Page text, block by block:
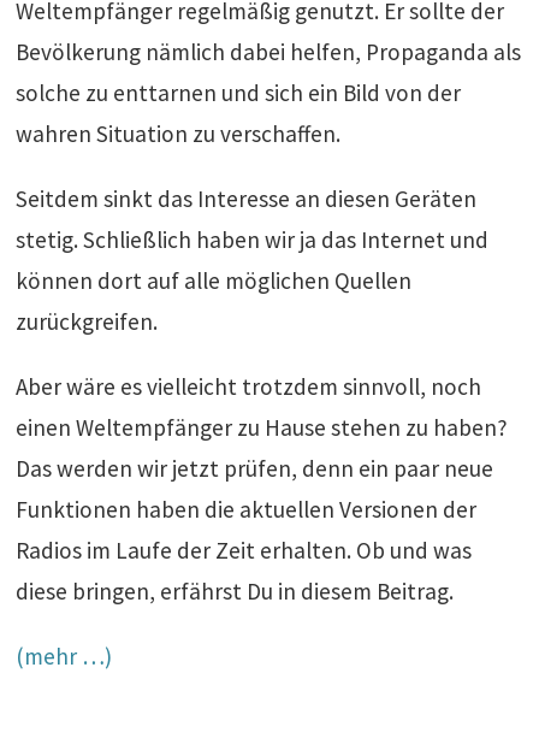
Weltempfänger regelmäßig genutzt. Er sollte der
Bevölkerung nämlich dabei helfen, Propaganda als
solche zu enttarnen und sich ein Bild von der
wahren Situation zu verschaffen.
Seitdem sinkt das Interesse an diesen Geräten
stetig. Schließlich haben wir ja das Internet und
können dort auf alle möglichen Quellen
zurückgreifen.
Aber wäre es vielleicht trotzdem sinnvoll, noch
einen Weltempfänger zu Hause stehen zu haben?
Das werden wir jetzt prüfen, denn ein paar neue
Funktionen haben die aktuellen Versionen der
Radios im Laufe der Zeit erhalten. Ob und was
diese bringen, erfährst Du in diesem Beitrag.
(mehr …)